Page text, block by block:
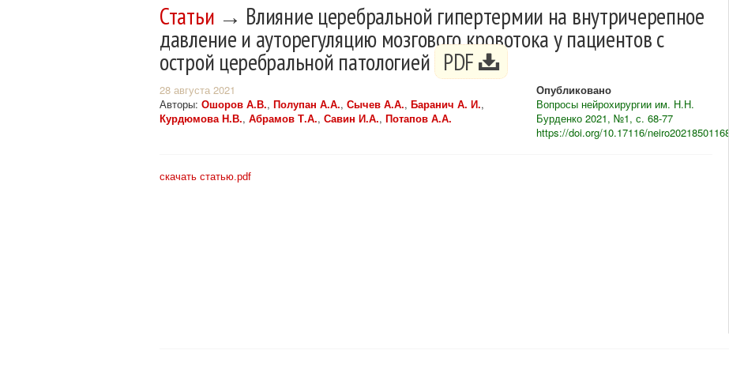
Статьи → Влияние церебральной гипертермии на внутричерепное
давление и ауторегуляцию мозгового кровотока у пациентов с
острой церебральной патологией PDF
28 августа 2021
Авторы: Ошоров А.В., Полупан А.А., Сычев А.А., Баранич А. И.,
Курдюмова Н.В., Абрамов Т.А., Савин И.А., Потапов А.А.
Опубликовано
Вопросы нейрохирургии им. Н.Н.
Бурденко 2021, №1, с. 68-77
https://doi.org/10.17116/neiro20218501168
скачать статью.pdf